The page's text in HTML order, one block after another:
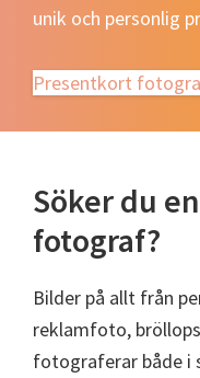
unik och personlig
Presentkort
Söker du
fotograf?
Bilder på allt från
reklamfoto,
fotograferar både i